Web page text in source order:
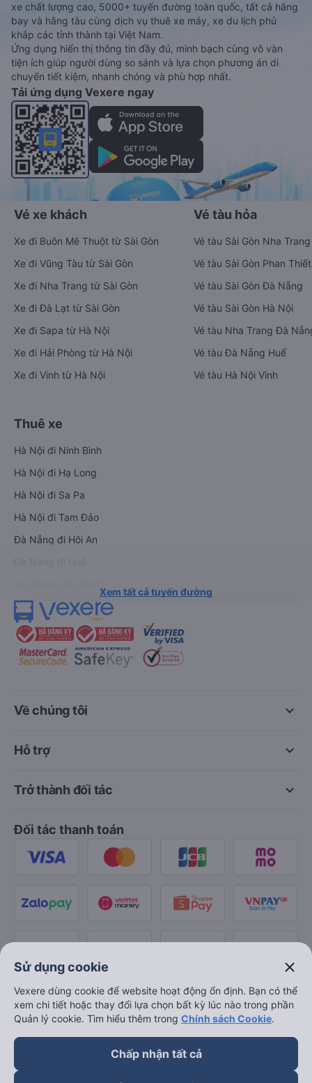
xe chất lượng cao, 5000+ tuyến đường toàn quốc, tất cả hãng
bay và hãng tàu cùng dịch vụ thuê xe máy, xe du lịch phủ
khắp các tỉnh thành tại Việt Nam.
Ứng dụng hiển thị thông tin đầy đủ, minh bạch cùng vô vàn
tiện ích giúp người dùng so sánh và lựa chọn phương án di
chuyển tiết kiệm, nhanh chóng và phù hợp nhất.
Tải ứng dụng Vexere ngay
Vé xe khách
Xe đi Buôn Mê Thuột từ Sài Gòn
Xe đi Vũng Tàu từ Sài Gòn
Xe đi Nha Trang từ Sài Gòn
Xe đi Đà Lạt từ Sài Gòn
Xe đi Sapa từ Hà Nội
Xe đi Hải Phòng từ Hà Nội
Xe đi Vinh từ Hà Nội
Vé tàu hỏa
Vé tàu Sài Gòn Nha Trang
Vé tàu Sài Gòn Phan Thiết
Vé tàu Sài Gòn Đà Nẵng
Vé tàu Sài Gòn Hà Nội
Vé tàu Nha Trang Đà
Vé tàu Đà Nẵng Huế
Vé tàu Hà Nội Vinh
Thuê xe
Hà Nội đi Ninh Bình
Hà Nội đi Hạ Long
Hà Nội đi Sa Pa
Hà Nội đi Tam Đảo
Đà Nẵng đi Hội An
Xem tất cả tuyến đường
keyboard_arrow_down
Về chúng tôi
keyboard_arrow_down
Hỗ trợ
keyboard_arrow_down
Trở thành đối tác
Đối tác thanh toán
Sử dụng cookie close
Vexere dùng cookie để website hoạt động ổn định. Bạn có thể
xem chi tiết hoặc thay đổi lựa chọn bất kỳ lúc nào trong phần
Quản lý cookie. Tìm hiểu thêm trong Chính sách Cookie.
Chấp nhận tất cả